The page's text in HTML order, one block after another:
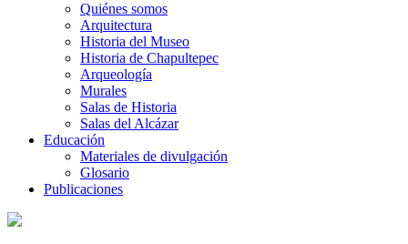
Quiénes somos
Arquitectura
Historia del Museo
Historia de Chapultepec
Arqueología
Murales
Salas de Historia
Salas del Alcázar
Educación
Materiales de divulgación
Glosario
Publicaciones